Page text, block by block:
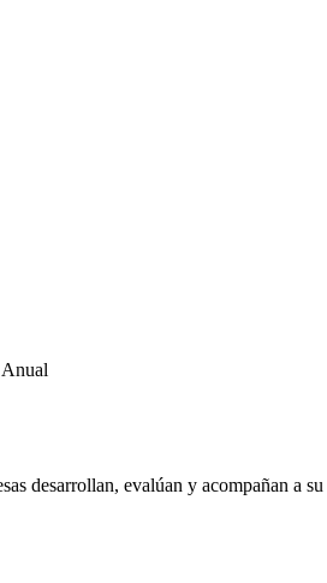
desarrollan, evalúan y acompañan a